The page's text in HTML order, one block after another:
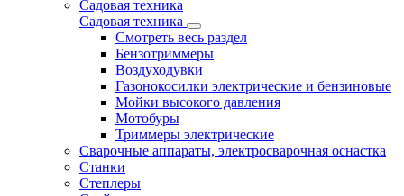
Садовая техника
Садовая техника
Смотреть весь раздел
Бензотриммеры
Воздуходувки
Газонокосилки электрические и бензиновые
Мойки высокого давления
Мотобуры
Триммеры электрические
Сварочные аппараты, электросварочная оснастка
Станки
Степлеры